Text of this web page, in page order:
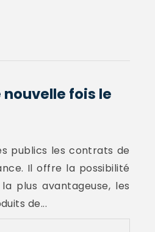
nouvelle fois le
publics les contrats de
Il offre la possibilité
plus avantageuse, les
de...